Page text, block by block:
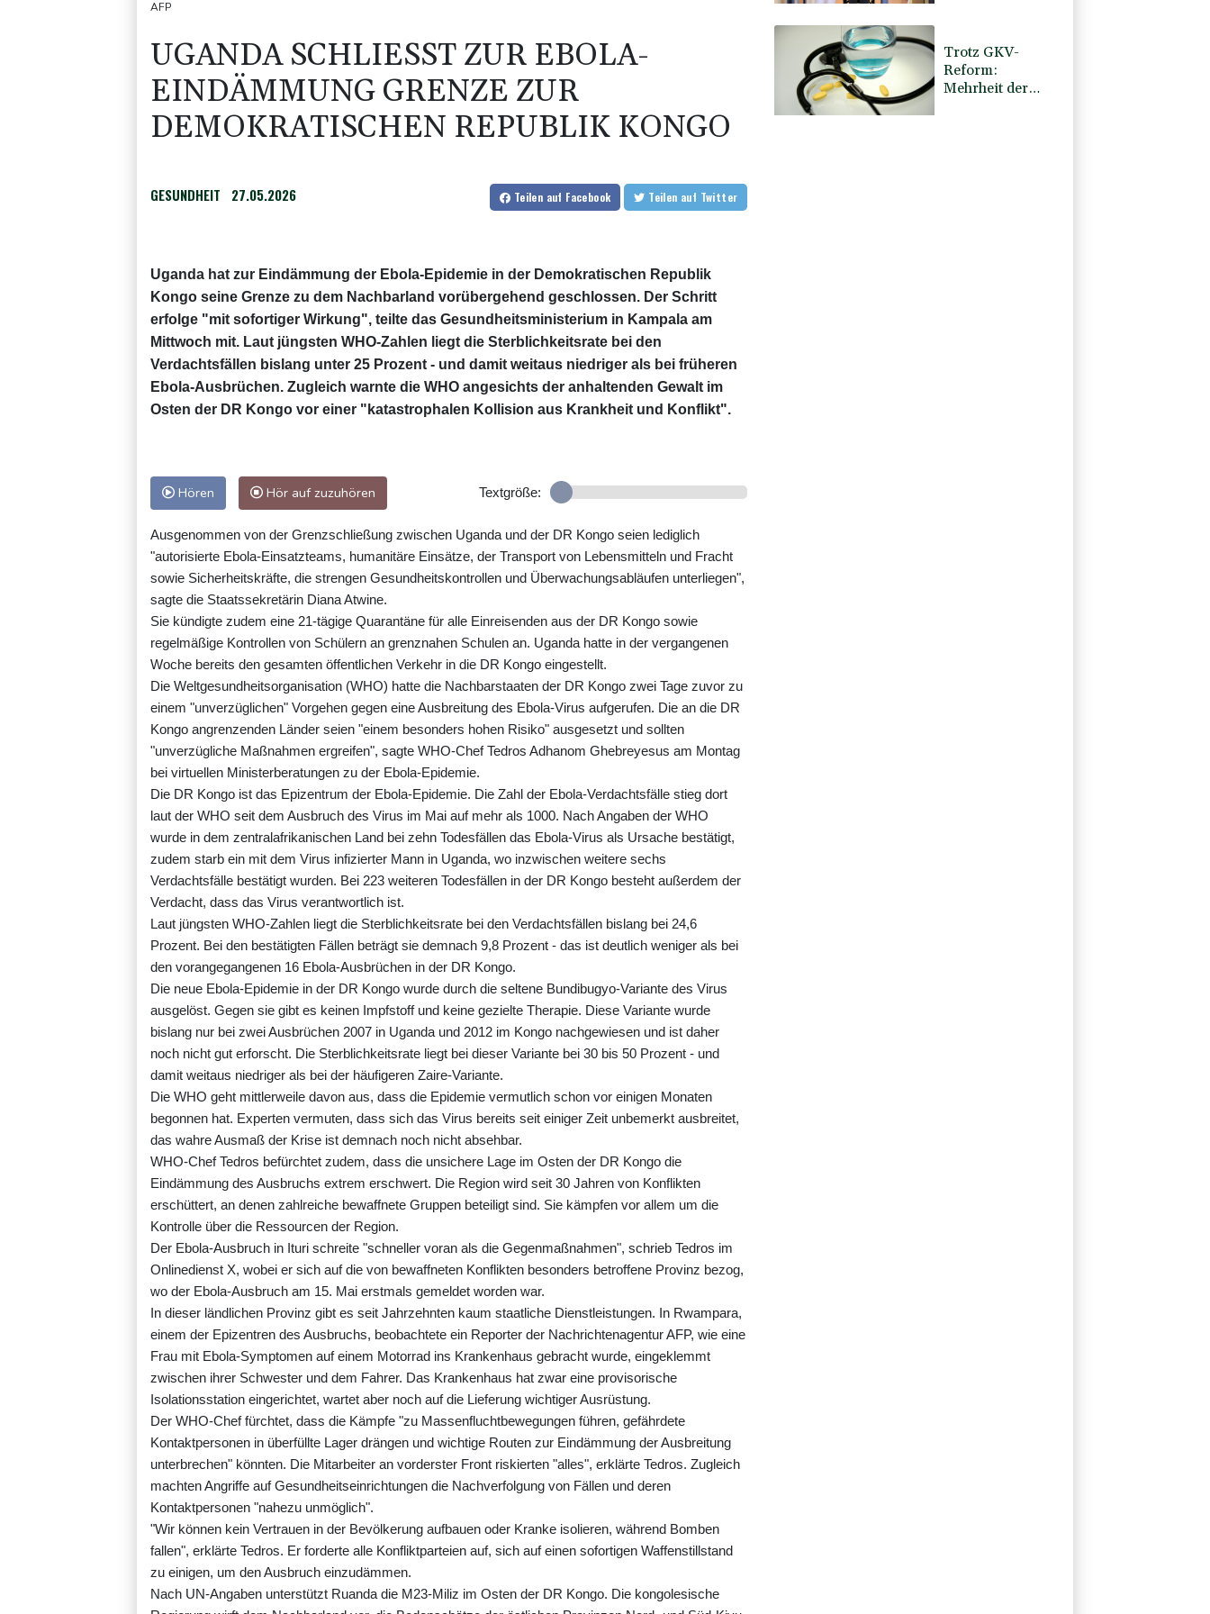
AFP
UGANDA SCHLIESST ZUR EBOLA-E
INDÄMMUNG GRENZE ZUR D
EMOKRATISCHEN REPUBLIK KONGO
GESUNDHEIT 27.05.2026 Teilen auf Facebook Teilen auf Twitter
Uganda hat zur Eindämmung der Ebola-Epidemie in der Demokratischen Republik
Kongo seine Grenze zu dem Nachbarland vorübergehend geschlossen. Der Schritt
erfolge "mit sofortiger Wirkung", teilte das Gesundheitsministerium in Kampala am
Mittwoch mit. Laut jüngsten WHO-Zahlen liegt die Sterblichkeitsrate bei den
Verdachtsfällen bislang unter 25 Prozent - und damit weitaus niedriger als bei früheren
Ebola-Ausbrüchen. Zugleich warnte die WHO angesichts der anhaltenden Gewalt im
Osten der DR Kongo vor einer "katastrophalen Kollision aus Krankheit und Konflikt".
Hören Hör auf zuzuhören Textgröße:
Ausgenommen von der Grenzschließung zwischen Uganda und der DR Kongo seien lediglich
"autorisierte Ebola-Einsatzteams, humanitäre Einsätze, der Transport von Lebensmitteln und Fracht
sowie Sicherheitskräfte, die strengen Gesundheitskontrollen und Überwachungsabläufen unterliegen",
sagte die Staatssekretärin Diana Atwine.
Sie kündigte zudem eine 21-tägige Quarantäne für alle Einreisenden aus der DR Kongo sowie
regelmäßige Kontrollen von Schülern an grenznahen Schulen an. Uganda hatte in der vergangenen
Woche bereits den gesamten öffentlichen Verkehr in die DR Kongo eingestellt.
Die Weltgesundheitsorganisation (WHO) hatte die Nachbarstaaten der DR Kongo zwei Tage zuvor zu
einem "unverzüglichen" Vorgehen gegen eine Ausbreitung des Ebola-Virus aufgerufen. Die an die DR
Kongo angrenzenden Länder seien "einem besonders hohen Risiko" ausgesetzt und sollten
"unverzügliche Maßnahmen ergreifen", sagte WHO-Chef Tedros Adhanom Ghebreyesus am Montag
bei virtuellen Ministerberatungen zu der Ebola-Epidemie.
Die DR Kongo ist das Epizentrum der Ebola-Epidemie. Die Zahl der Ebola-Verdachtsfälle stieg dort
laut der WHO seit dem Ausbruch des Virus im Mai auf mehr als 1000. Nach Angaben der WHO
wurde in dem zentralafrikanischen Land bei zehn Todesfällen das Ebola-Virus als Ursache bestätigt,
zudem starb ein mit dem Virus infizierter Mann in Uganda, wo inzwischen weitere sechs
Verdachtsfälle bestätigt wurden. Bei 223 weiteren Todesfällen in der DR Kongo besteht außerdem der
Verdacht, dass das Virus verantwortlich ist.
Laut jüngsten WHO-Zahlen liegt die Sterblichkeitsrate bei den Verdachtsfällen bislang bei 24,6
Prozent. Bei den bestätigten Fällen beträgt sie demnach 9,8 Prozent - das ist deutlich weniger als bei
den vorangegangenen 16 Ebola-Ausbrüchen in der DR Kongo.
Die neue Ebola-Epidemie in der DR Kongo wurde durch die seltene Bundibugyo-Variante des Virus
ausgelöst. Gegen sie gibt es keinen Impfstoff und keine gezielte Therapie. Diese Variante wurde
bislang nur bei zwei Ausbrüchen 2007 in Uganda und 2012 im Kongo nachgewiesen und ist daher
noch nicht gut erforscht. Die Sterblichkeitsrate liegt bei dieser Variante bei 30 bis 50 Prozent - und
damit weitaus niedriger als bei der häufigeren Zaire-Variante.
Die WHO geht mittlerweile davon aus, dass die Epidemie vermutlich schon vor einigen Monaten
begonnen hat. Experten vermuten, dass sich das Virus bereits seit einiger Zeit unbemerkt ausbreitet,
das wahre Ausmaß der Krise ist demnach noch nicht absehbar.
WHO-Chef Tedros befürchtet zudem, dass die unsichere Lage im Osten der DR Kongo die
Eindämmung des Ausbruchs extrem erschwert. Die Region wird seit 30 Jahren von Konflikten
erschüttert, an denen zahlreiche bewaffnete Gruppen beteiligt sind. Sie kämpfen vor allem um die
Kontrolle über die Ressourcen der Region.
Der Ebola-Ausbruch in Ituri schreite "schneller voran als die Gegenmaßnahmen", schrieb Tedros im
Onlinedienst X, wobei er sich auf die von bewaffneten Konflikten besonders betroffene Provinz bezog,
wo der Ebola-Ausbruch am 15. Mai erstmals gemeldet worden war.
In dieser ländlichen Provinz gibt es seit Jahrzehnten kaum staatliche Dienstleistungen. In Rwampara,
einem der Epizentren des Ausbruchs, beobachtete ein Reporter der Nachrichtenagentur AFP, wie eine
Frau mit Ebola-Symptomen auf einem Motorrad ins Krankenhaus gebracht wurde, eingeklemmt
zwischen ihrer Schwester und dem Fahrer. Das Krankenhaus hat zwar eine provisorische
Isolationsstation eingerichtet, wartet aber noch auf die Lieferung wichtiger Ausrüstung.
Der WHO-Chef fürchtet, dass die Kämpfe "zu Massenfluchtbewegungen führen, gefährdete
Kontaktpersonen in überfüllte Lager drängen und wichtige Routen zur Eindämmung der Ausbreitung
unterbrechen" könnten. Die Mitarbeiter an vorderster Front riskierten "alles", erklärte Tedros. Zugleich
machten Angriffe auf Gesundheitseinrichtungen die Nachverfolgung von Fällen und deren
Kontaktpersonen "nahezu unmöglich".
"Wir können kein Vertrauen in der Bevölkerung aufbauen oder Kranke isolieren, während Bomben
fallen", erklärte Tedros. Er forderte alle Konfliktparteien auf, sich auf einen sofortigen Waffenstillstand
zu einigen, um den Ausbruch einzudämmen.
Nach UN-Angaben unterstützt Ruanda die M23-Miliz im Osten der DR Kongo. Die kongolesische
Trotz GKV-
Reform:
Mehrheit der